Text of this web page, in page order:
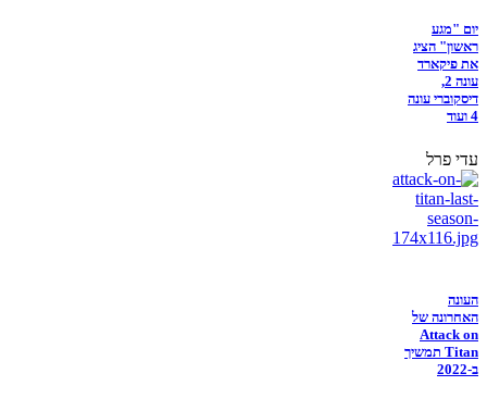
יום "מגע
ראשון" הציג
את פיקארד
עונה 2,
דיסקוברי עונה
4 ועוד
עדי פרל
העונה
האחרונה של
Attack on
Titan תמשיך
ב-2022